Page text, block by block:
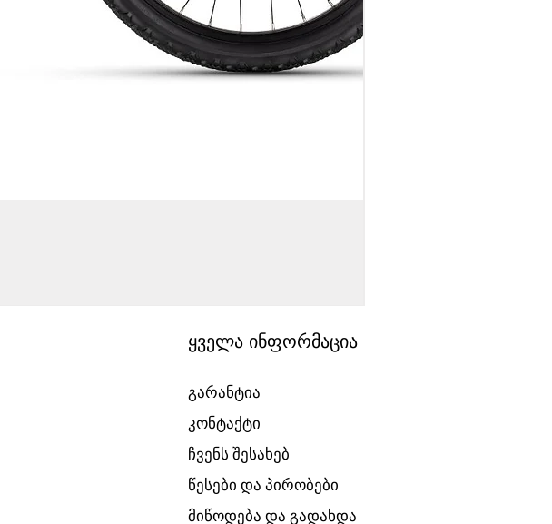
ყველა ინფორმაცია
გარანტია
კონტაქტი
ჩვენს შესახებ
წესები და პირობები
მიწოდება და გადახდა